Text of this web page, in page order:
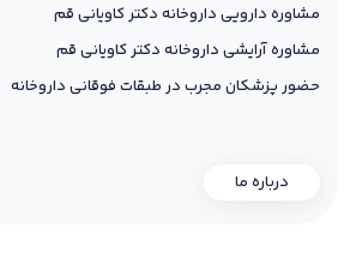
مشاوره دارویی داروخانه دکتر کاویانی قم
مشاوره آرایشی داروخانه دکتر کاویانی قم
حضور پزشکان مجرب در طبقات فوقانی داروخانه
درباره ما